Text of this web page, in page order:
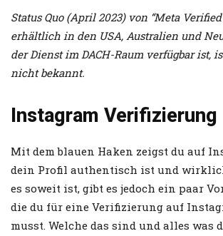
Status Quo (April 2023) von “Meta
erhältlich in den USA, Australien und
der Dienst im DACH-Raum verfügbar ist,
nicht bekannt.
Instagram Verifizierung
Mit dem blauen Haken zeigst du auf
dein Profil authentisch ist und
es soweit ist, gibt es jedoch ein paar
die du für eine Verifizierung auf
musst. Welche das sind und alles was